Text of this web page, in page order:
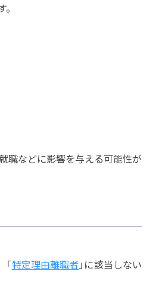
職などに影響を与える可能性が
「特定理由離職者 」に該当しない